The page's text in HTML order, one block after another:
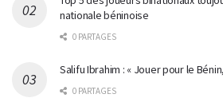
nationale béninoise
0 PARTAGES
Salifu Ibrahim : « Jouer pour le
0 PARTAGES